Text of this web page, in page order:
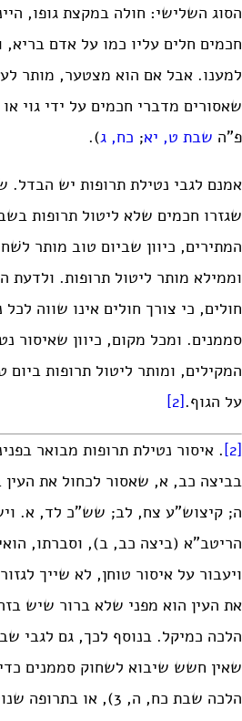
הסוג השלישי: חולה במקצת גופו,
חכמים חלים עליו כמו על אדם בריא,
למענו. אבל אם הוא מצטער, מותר
שאסורים מדברי חכמים על ידי גוי
פ”ה שבת ט, יא; כח, ג).
אמנם לגבי נטילת תרופות יש הבדל.
שגזרו חכמים שלא ליטול תרופות
המתירים, כיוון שביום טוב מותר
וממילא מותר ליטול תרופות. ולדעת
חולים, כי צורך חולים אינו שווה
סממנים. ומכל מקום, כיוון שאיסור
המקילים, ומותר ליטול תרופות ביום
על הגוף.[2]
[2]
. איסור נטילת תרופות מבואר
בביצה כב, א, שאסור לכחול את
ה; קיצוש”ע צח, לב; שש”כ לד, א.
הריטב”א (ביצה כב, ב), וסברתו,
ויעבור על איסור טוחן, לא שייך
את העין הוא מפני שלא ברור שיש
הלכה כמיקל. בנוסף לכך, גם לגבי
שאין חשש שיבוא לשחוק סממנים
הלכה שבת כח, ה, 3),